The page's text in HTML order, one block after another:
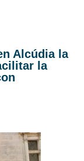
Alcúdia la
la